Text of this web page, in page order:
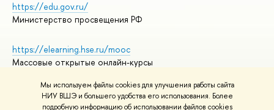
Мы используем файлы cookies для улучшения работы сайта
НИУ ВШЭ и большего удобства его использования. Более
подробную информацию об использовании файлов cookies
https://edu.gov.ru/
Министерство просвещения РФ
https://elearning.hse.ru/mooc
Массовые открытые онлайн-курсы